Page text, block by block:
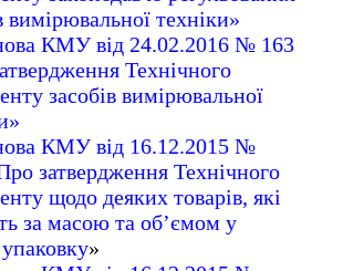
вимірювальної техніки»
КМУ від 24.02.2016 № 163
Технічного
засобів вимірювальної
КМУ від 16.12.2015 №
затвердження Технічного
щодо деяких товарів, які
за масою та об’ємом у
»